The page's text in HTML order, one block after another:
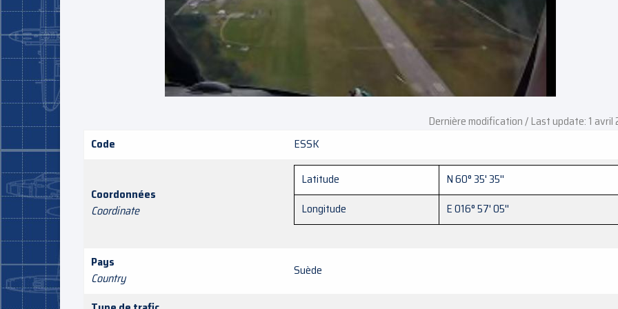
Dernière modification / Last update: 1 avril
Code
ESSK
Coordonnées
Coordinate
Latitude
N 60° 35' 35''
Longitude
E 016° 57' 05''
Pays
Country
Suède